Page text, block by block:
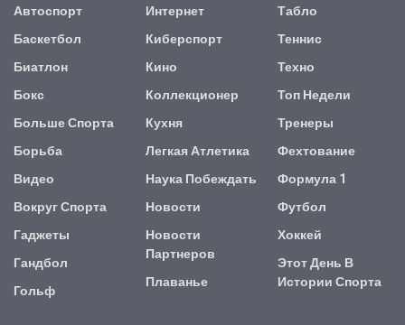
Автоспорт
Баскетбол
Биатлон
Бокс
Больше Спорта
Борьба
Видео
Вокруг Спорта
Гаджеты
Гандбол
Гольф
Интернет
Киберспорт
Кино
Коллекционер
Кухня
Легкая Атлетика
Наука Побеждать
Новости
Новости
Партнеров
Плаванье
Табло
Теннис
Техно
Топ Недели
Тренеры
Фехтование
Формула 1
Футбол
Хоккей
Этот День В
Истории Спорта